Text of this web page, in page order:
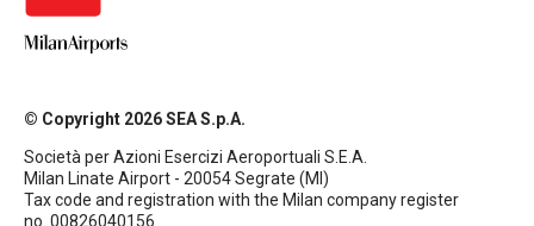
© Copyright 2026 SEA S.p.A.
Società per Azioni Esercizi Aeroportuali S.E.A.
Milan Linate Airport - 20054 Segrate (MI)
Tax code and registration with the Milan company register
no. 00826040156